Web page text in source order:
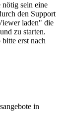
nötig sein eine
den Support
laden" die
zu starten.
erst nach
in